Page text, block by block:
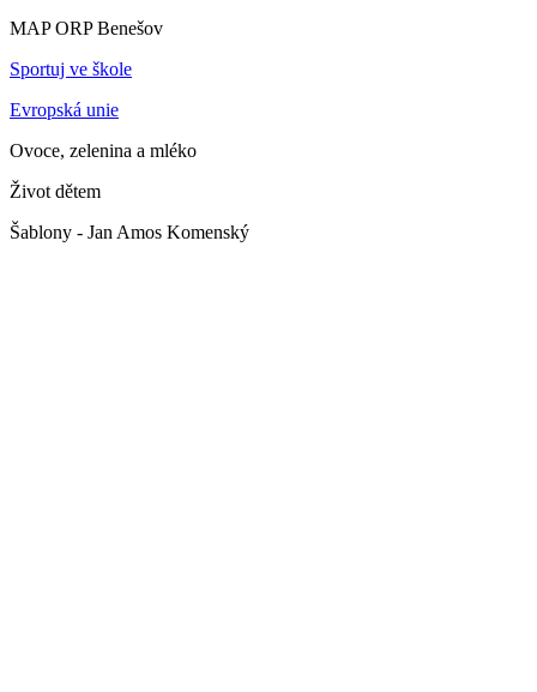
MAP ORP Benešov
Sportuj ve škole
Evropská unie
Ovoce, zelenina a mléko
Život dětem
Šablony - Jan Amos Komenský